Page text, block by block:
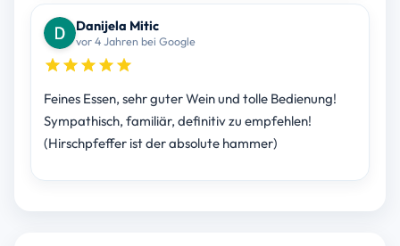
Danijela Mitic
vor 4 Jahren bei Google
Feines Essen, sehr guter Wein und tolle Bedienung!
Sympathisch, familiär, definitiv zu empfehlen!
(Hirschpfeffer ist der absolute hammer)